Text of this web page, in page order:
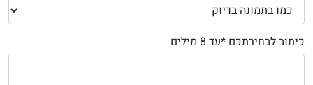
כיתוב לבחירתכם *עד 8 מילים